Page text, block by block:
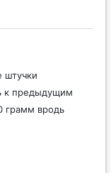
штучки
к предыдущим
грамм вродь